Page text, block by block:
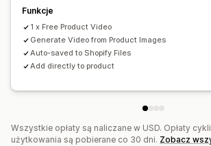
Funkcje
1 x Free Product Video
Generate Video from Product Images
Auto-saved to Shopify Files
Add directly to product
Wszystkie opłaty są naliczane w USD. Opłaty
użytkowania są pobierane co 30 dni. Zobacz